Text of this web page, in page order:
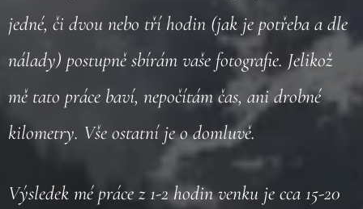
jedné, či dvou nebo tří hodin (jak je potřeba a dle
nálady) postupně sbírám vaše fotografie. Jelikož
mě tato práce baví, nepočítám čas, ani drobné
kilometry. Vše ostatní je o domluvě.
Výsledek mé práce z 1-2 hodin venku je cca 15-20